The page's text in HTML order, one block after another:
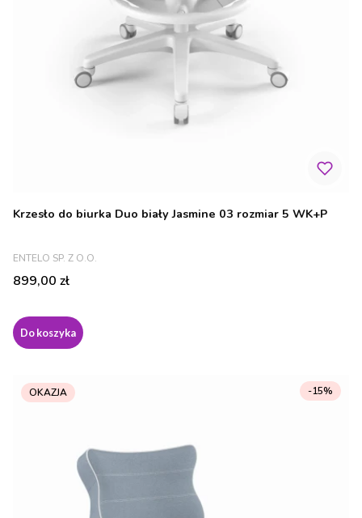
Krzesło do biurka Duo biały Jasmine 03 rozmiar 5 WK+P
PRODUCENT
ENTELO SP. Z O.O.
Cena
899,00 zł
Do koszyka
OKAZJA -15%